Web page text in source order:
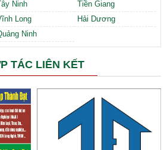
Ninh
Tiền Giang
Long
Hải Dương
Ninh
TÁC LIÊN KẾT